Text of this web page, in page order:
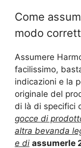
Come
modo
Assumere
facilissimo,
indicazioni e la
originale del
di là di specifici
gocce di
altra bevanda
e di assumerle